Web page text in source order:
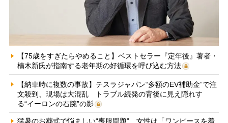
【75歳をすぎたらやめること】ベストセラー『定年後』著者・
楠木新氏が指南する老年期の好循環を呼び込む方法
【納車時に複数の事故】テスラジャパン“多額のEV補助金”で注
文殺到、現場は大混乱 トラブル続発の背後に見え隠れす
る“イーロンの右腕”の影
猛暑のお葬式で悩ましい“喪服問題” 女性は「ワンピースを着